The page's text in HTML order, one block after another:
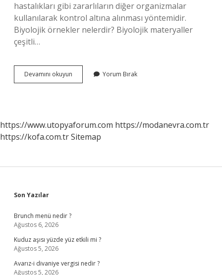
hastalıkları gibi zararlıların diğer organizmalar
kullanılarak kontrol altına alınması yöntemidir.
Biyolojik örnekler nelerdir? Biyolojik materyaller
çeşitli…
Devamını okuyun Biyolojik
Yöntem
Yorum Bırak
https://www.utopyaforum.com https://modanevra.com.tr
https://kofa.com.trSitemap
Sidebar
Son Yazılar
Brunch menü nedir ?
Ağustos 6, 2026
Kuduz aşısı yüzde yüz etkili mi ?
Ağustos 5, 2026
Avarız-i divaniye vergisi nedir ?
Ağustos 5, 2026